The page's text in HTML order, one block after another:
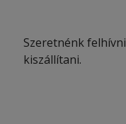
Szeretnénk
kiszállítani.